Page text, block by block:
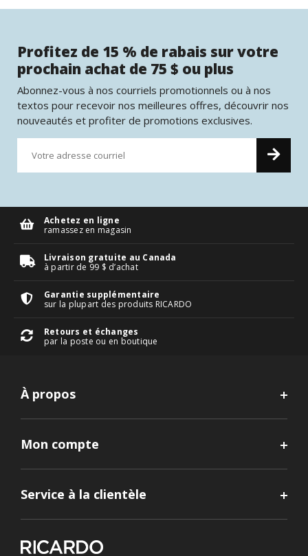
Profitez de 15 % de rabais sur votre
prochain achat de 75 $ ou plus
Abonnez-vous à nos courriels promotionnels ou à nos
textos pour recevoir nos meilleures offres, découvrir nos
nouveautés et profiter de promotions exclusives.
Achetez en ligne
ramassez en magasin
Livraison gratuite au Canada
à partir de 99 $ d’achat
Garantie supplémentaire
sur la plupart des produits RICARDO
Retours et échanges
par la poste ou en boutique
À propos
Mon compte
Service à la clientèle